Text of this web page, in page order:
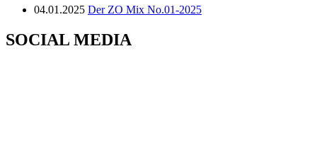
04.01.2025 Der ZO Mix No.01-2025
SOCIAL MEDIA